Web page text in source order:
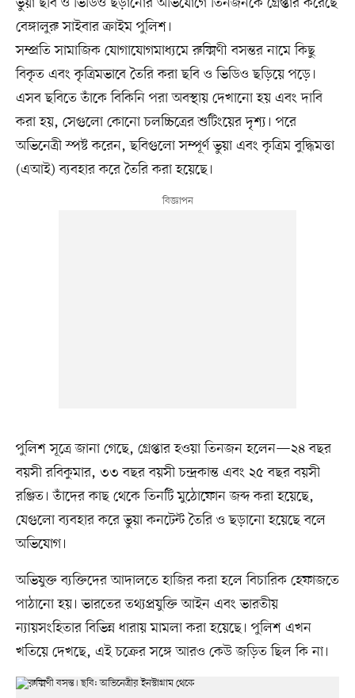
বেঙ্গালুরু সাইবার ক্রাইম পুলিশ।
সম্প্রতি সামাজিক যোগাযোগমাধ্যমে রুক্মিণী বসন্তর নামে কিছু
বিকৃত এবং কৃত্রিমভাবে তৈরি করা ছবি ও ভিডিও ছড়িয়ে পড়ে।
এসব ছবিতে তাঁকে বিকিনি পরা অবস্থায় দেখানো হয় এবং দাবি
করা হয়, সেগুলো কোনো চলচ্চিত্রের শুটিংয়ের দৃশ্য। পরে
অভিনেত্রী স্পষ্ট করেন, ছবিগুলো সম্পূর্ণ ভুয়া এবং কৃত্রিম বুদ্ধিমত্তা
(এআই) ব্যবহার করে তৈরি করা হয়েছে।
পুলিশ সূত্রে জানা গেছে, গ্রেপ্তার হওয়া তিনজন হলেন—২৪ বছর
বয়সী রবিকুমার, ৩৩ বছর বয়সী চন্দ্রকান্ত এবং ২৫ বছর বয়সী
রঞ্জিত। তাঁদের কাছ থেকে তিনটি মুঠোফোন জব্দ করা হয়েছে,
যেগুলো ব্যবহার করে ভুয়া কনটেন্ট তৈরি ও ছড়ানো হয়েছে বলে
অভিযোগ।
অভিযুক্ত ব্যক্তিদের আদালতে হাজির করা হলে বিচারিক হেফাজতে
পাঠানো হয়। ভারতের তথ্যপ্রযুক্তি আইন এবং ভারতীয়
ন্যায়সংহিতার বিভিন্ন ধারায় মামলা করা হয়েছে। পুলিশ এখন
খতিয়ে দেখছে, এই চক্রের সঙ্গে আরও কেউ জড়িত ছিল কি না।